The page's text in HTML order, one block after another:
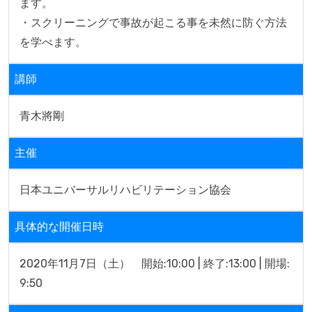
ます。
・スクリーニングで事故が起こる事を未然に防ぐ方法
を学べます。
講師
青木將剛
主催
日本ユニバーサルリハビリテーション協会
具体的な開催日時
2020年11月7日（土）　開始:10:00 | 終了:13:00 | 開場:
9:50